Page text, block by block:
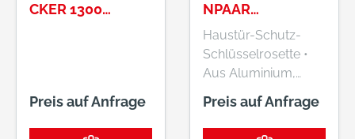
CKER 1300
Preis auf Anfrage
NPAAR
ZA,15MM,SCHACH
TELPACK BIS
TS68MM 7256 F01
Haustür-Schutz-
Schlüsselrosette •
Aus Aluminium,
silberfarbig, eloxiert •
Profilzylinder
gelocht, mit
Preis auf Anfrage